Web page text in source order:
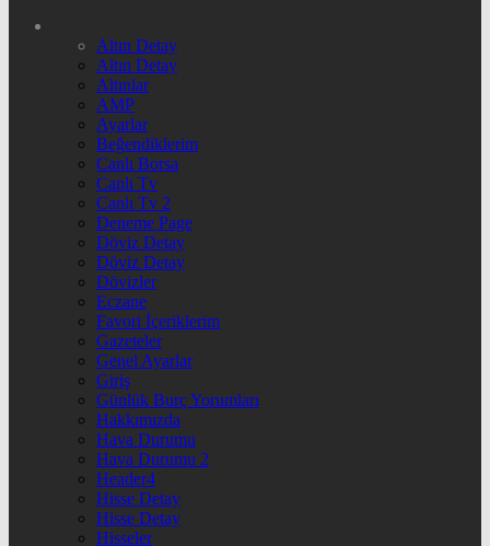
Altın Detay
Altın Detay
Altınlar
AMP
Ayarlar
Beğendiklerim
Canlı Borsa
Canlı Tv
Canlı Tv 2
Deneme Page
Döviz Detay
Döviz Detay
Dövizler
Eczane
Favori İçeriklerim
Gazeteler
Genel Ayarlar
Giriş
Günlük Burç Yorumları
Hakkımızda
Hava Durumu
Hava Durumu 2
Header4
Hisse Detay
Hisse Detay
Hisseler